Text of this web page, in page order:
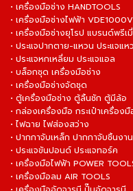
• เครื่องมือช่าง HANDTOOLS
• เครื่องมือช่างไฟฟ้า VDE1000V
• เครื่องมือช่างยุโรป แบรนด์พรีเ
• ประแจปากตาย-แหวน ประแจแ
• ประแจหกเหลี่ยม ประแจแอล
• บล็อกชุด เครื่องมือช่าง
• เครื่องมือช่างจัดชุด
• ตู้เครื่องมือช่าง ตู้ลิ้นชัก ตู้มีล้อ
• กล่องเครื่องมือ กระเป๋าเครื่องมื
• ไฟฉาย ไฟส่องสว่าง
• ปากกาจับเหล็ก ปากกาจับชิ้นงาน
• ประแจขันปอนด์ ประแจทอร์ค
• เครื่องมือไฟฟ้า POWER
• เครื่องมือลม AIR TOOLS